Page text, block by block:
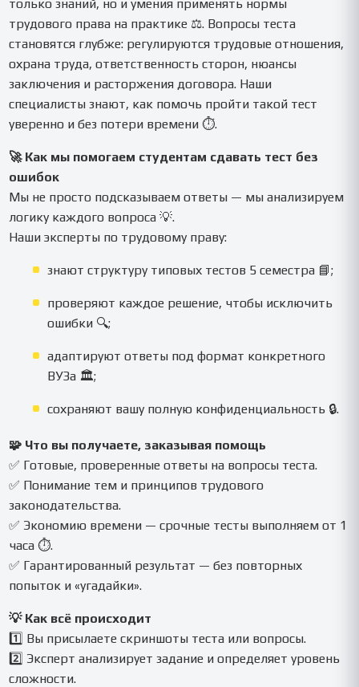
только знаний, но и умения применять нормы
трудового права на практике ⚖️. Вопросы теста
становятся глубже: регулируются трудовые отношения,
охрана труда, ответственность сторон, нюансы
заключения и расторжения договора. Наши
специалисты знают, как помочь пройти такой тест
уверенно и без потери времени ⏱️.
🚀 Как мы помогаем студентам сдавать тест без
ошибок
Мы не просто подсказываем ответы — мы анализируем
логику каждого вопроса 💡.
Наши эксперты по трудовому праву:
знают структуру типовых тестов 5 семестра 📘;
проверяют каждое решение, чтобы исключить
ошибки 🔍;
адаптируют ответы под формат конкретного
ВУЗа 🏛️;
сохраняют вашу полную конфиденциальность 🔒.
🧩 Что вы получаете, заказывая помощь
✅ Готовые, проверенные ответы на вопросы теста.
✅ Понимание тем и принципов трудового
законодательства.
✅ Экономию времени — срочные тесты выполняем от 1
часа ⏱️.
✅ Гарантированный результат — без повторных
попыток и «угадайки».
💡 Как всё происходит
1️⃣ Вы присылаете скриншоты теста или вопросы.
2️⃣ Эксперт анализирует задание и определяет уровень
сложности.